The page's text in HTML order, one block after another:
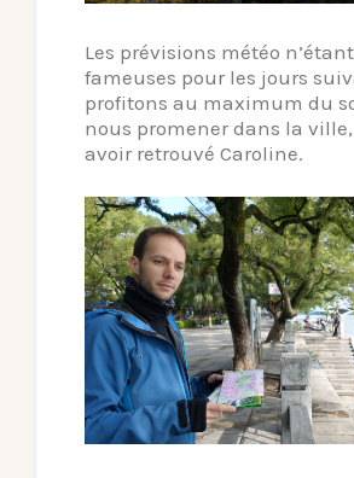
Les prévisions météo
fameuses pour les jours
profitons au maximum du
nous promener dans la
avoir retrouvé Caroline.